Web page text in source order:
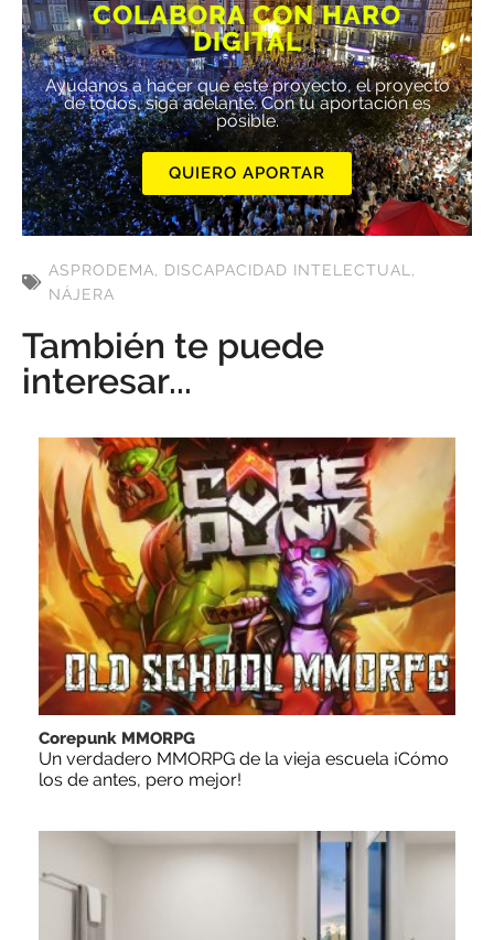
COLABORA CON HARO
DIGITAL
Ayúdanos a hacer que este proyecto, el proyecto
de todos, siga adelante. Con tu aportación es
posible.
QUIERO APORTAR
ASPRODEMA, DISCAPACIDAD INTELECTUAL,
NÁJERA
También te puede
interesar...
Corepunk MMORPG
Un verdadero MMORPG de la vieja escuela ¡Cómo
los de antes, pero mejor!